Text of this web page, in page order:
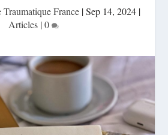
Traumatique France |Sep 14, 2024 |
Articles |0